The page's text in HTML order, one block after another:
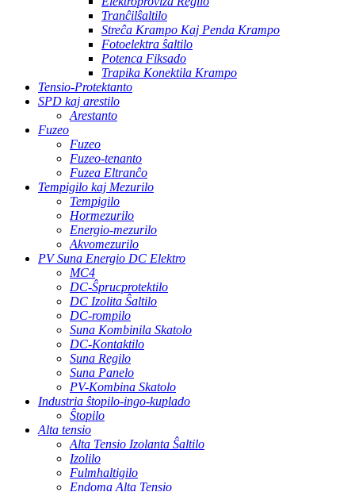
Tranĉilŝaltilo
Streĉa Krampo Kaj Penda Krampo
Fotoelektra ŝaltilo
Potenca Fiksado
Trapika Konektila Krampo
Tensio-Protektanto
SPD kaj arestilo
Arestanto
Fuzeo
Fuzeo
Fuzeo-tenanto
Fuzea Eltranĉo
Tempigilo kaj Mezurilo
Tempigilo
Hormezurilo
Energio-mezurilo
Akvomezurilo
PV Suna Energio DC Elektro
MC4
DC-Ŝprucprotektilo
DC Izolita Ŝaltilo
DC-rompilo
Suna Kombinila Skatolo
DC-Kontaktilo
Suna Regilo
Suna Panelo
PV-Kombina Skatolo
Industria ŝtopilo-ingo-kuplado
Ŝtopilo
Alta tensio
Alta Tensio Izolanta Ŝaltilo
Izolilo
Fulmhaltigilo
Endoma Alta Tensio